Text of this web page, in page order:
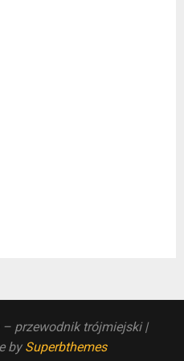
przewodnik trójmiejski|
by Superbthemes